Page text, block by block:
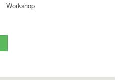
Workshop